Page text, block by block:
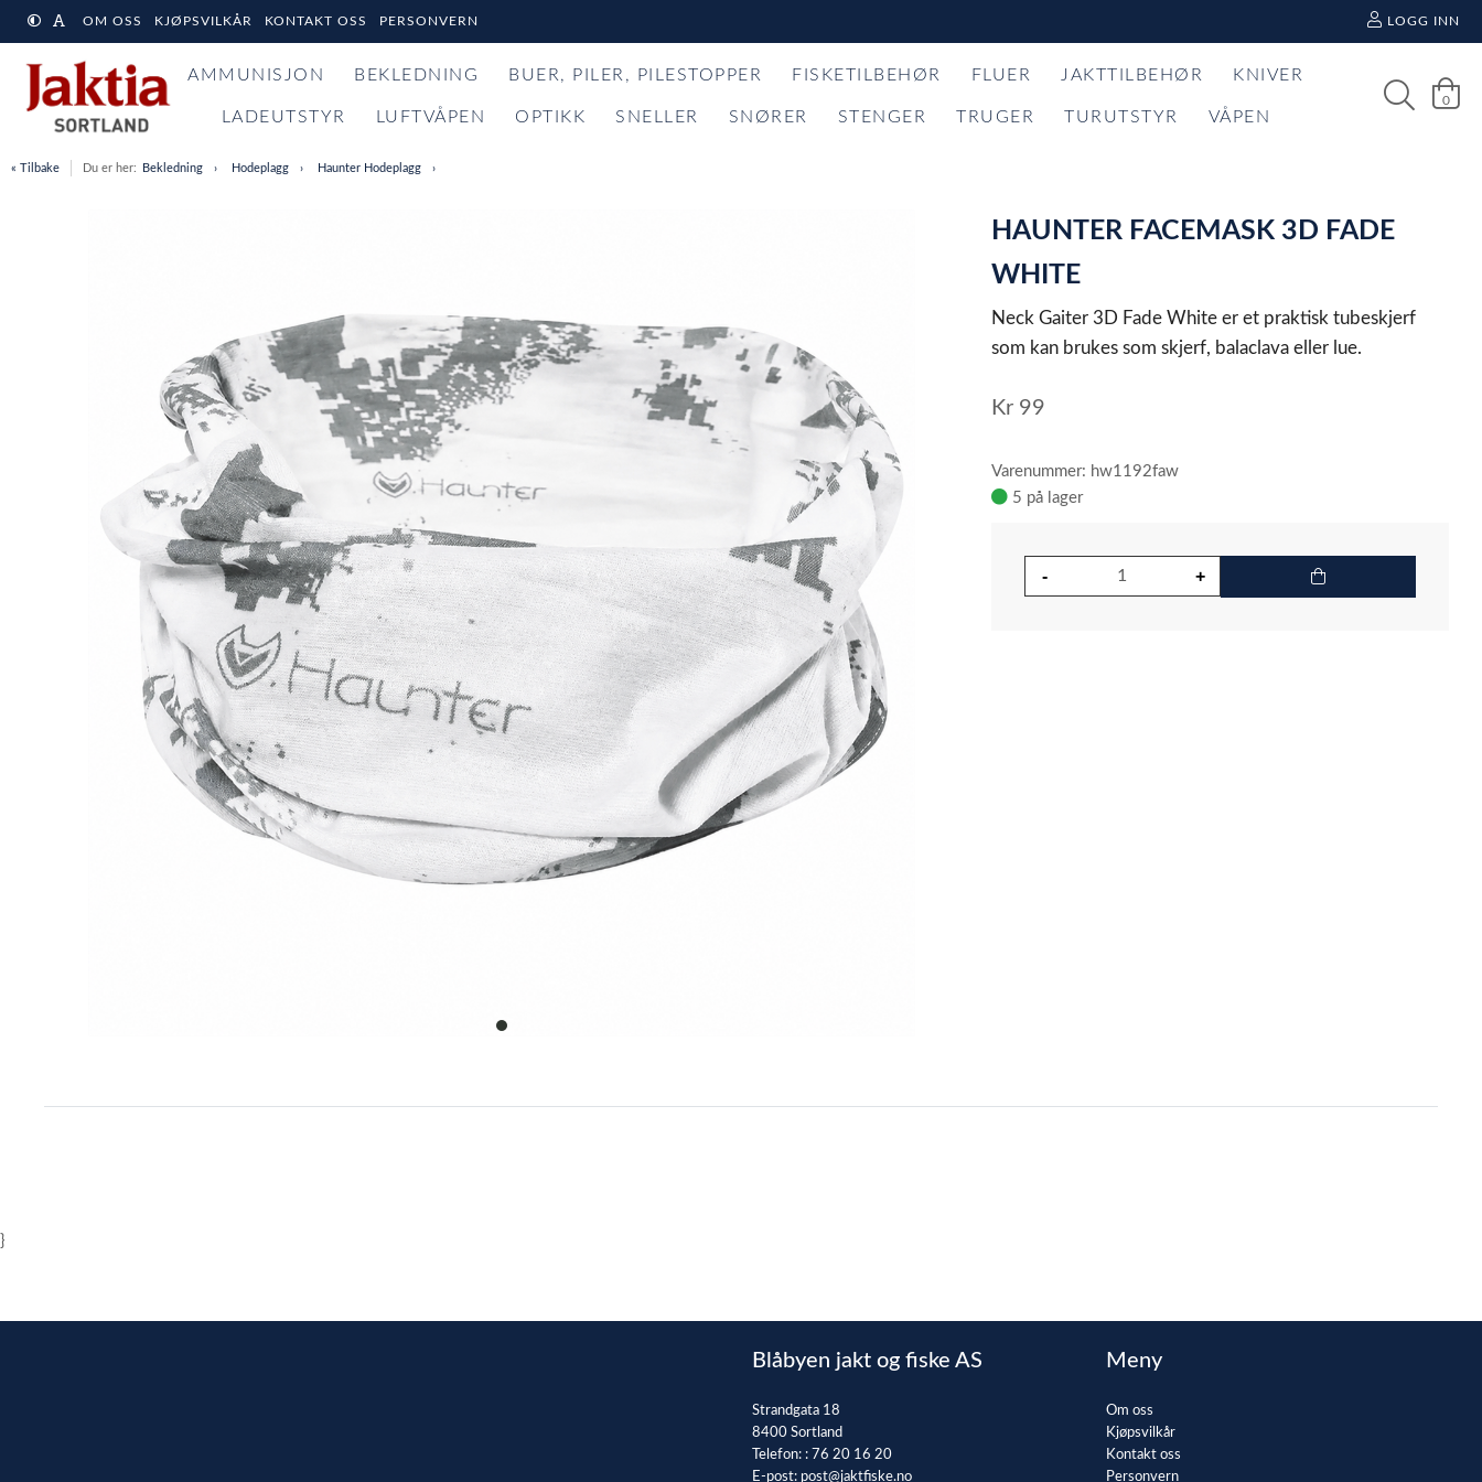
OM OSS KJØPSVILKÅR KONTAKT OSS PERSONVERN LOGG INN
AMMUNISJON BEKLEDNING BUER, PILER, PILESTOPPER FISKETILBEHØR FLUER JAKTTILBEHØR KNIVER
LADEUTSTYR LUFTVÅPEN OPTIKK SNELLER SNØRER STENGER TRUGER TURUTSTYR VÅPEN
0
« Tilbake Du er her: Bekledning Hodeplagg Haunter Hodeplagg
item
of
HAUNTER FACEMASK 3D FADE
WHITE
Neck Gaiter 3D Fade White er et praktisk tubeskjerf
som kan brukes som skjerf, balaclava eller lue.
Kr 99
Varenummer: hw1192faw
5 på lager
}
Blåbyen jakt og fiske AS
Strandgata 18
8400 Sortland
Telefon: : 76 20 16 20
E-post: post@jaktfiske.no
Meny
Om oss
Kjøpsvilkår
Kontakt oss
Personvern